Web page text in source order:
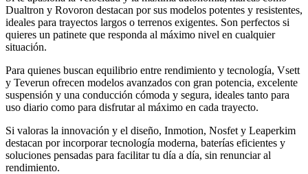
Dualtron y Rovoron destacan por sus modelos potentes y resistentes,
ideales para trayectos largos o terrenos exigentes. Son perfectos si
quieres un patinete que responda al máximo nivel en cualquier
situación.
Para quienes buscan equilibrio entre rendimiento y tecnología, Vsett
y Teverun ofrecen modelos avanzados con gran potencia, excelente
suspensión y una conducción cómoda y segura, ideales tanto para
uso diario como para disfrutar al máximo en cada trayecto.
Si valoras la innovación y el diseño, Inmotion, Nosfet y Leaperkim
destacan por incorporar tecnología moderna, baterías eficientes y
soluciones pensadas para facilitar tu día a día, sin renunciar al
rendimiento.